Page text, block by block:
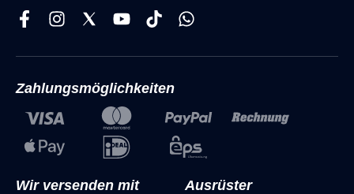
Zahlungsmöglichkeiten
Wir versenden mit Ausrüster